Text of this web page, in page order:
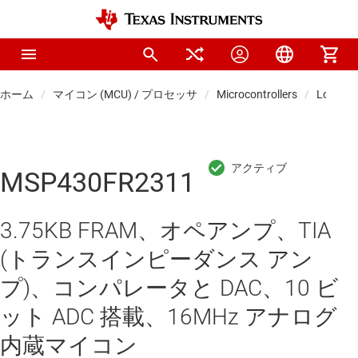
ホーム マイコン (MCU) / プロセッサ Microcontrollers Low-
MSP430FR2311
3.75KB FRAM、オペアンプ、TIA
(トランスインピーダンス アン
プ)、コンパレータと DAC、10 ビ
ット ADC 搭載、16MHz アナログ
内蔵マイコン